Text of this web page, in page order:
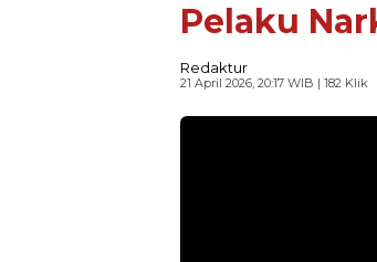
Pelaku
Redaktur
21 April 2026, 20:17 WIB | 182 Klik